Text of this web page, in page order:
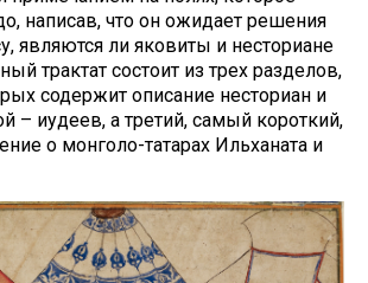
написав, что он ожидает решения
являются ли яковиты и несториане
трактат состоит из трех разделов,
содержит описание несториан и
– иудеев, а третий, самый короткий,
о монголо-татарах Ильханата и